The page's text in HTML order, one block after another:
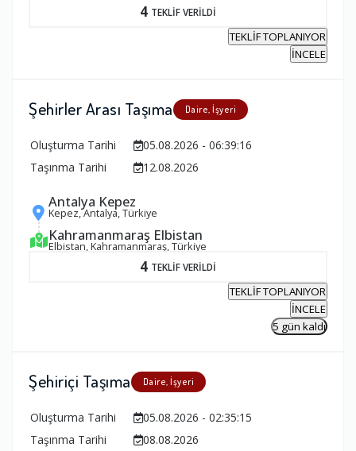
4 TEKLİF VERİLDİ
TEKLİF TOPLANIYOR
İNCELE
Şehirler Arası Taşıma Daire, İşyeri
Oluşturma Tarihi
05.08.2026 - 06:39:16
Taşınma Tarihi
12.08.2026
Antalya Kepez
Kepez, Antalya, Türkiye
Kahramanmaraş Elbistan
Elbistan, Kahramanmaraş, Türkiye
4 TEKLİF VERİLDİ
TEKLİF TOPLANIYOR
İNCELE
5 gün kaldı
Şehiriçi Taşıma Daire, İşyeri
Oluşturma Tarihi
05.08.2026 - 02:35:15
Taşınma Tarihi
08.08.2026